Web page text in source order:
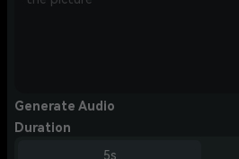
Generate Audio
Duration
5s